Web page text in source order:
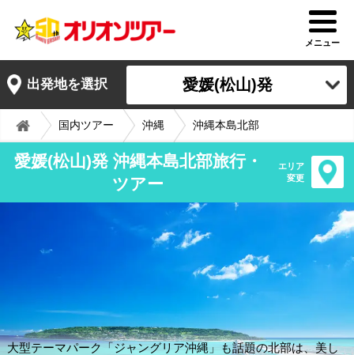
メニュー
出発地を選択 愛媛(松山)発
国内ツアー 沖縄 沖縄本島北部
愛媛(松山)発 沖縄本島北部旅行・
ツアー
エリア
変更
大型テーマパーク「ジャングリア沖縄」も話題の北部は、美し